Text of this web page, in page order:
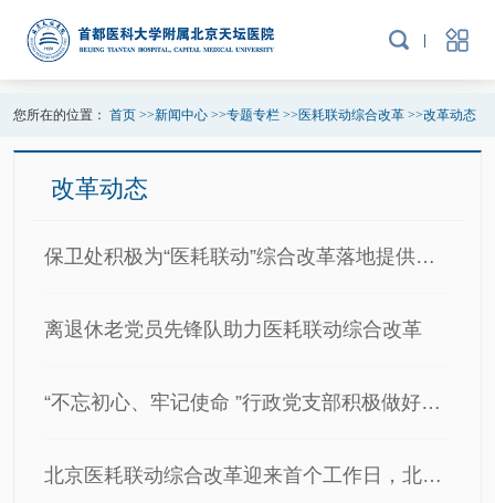
您所在的位置： 首页>>新闻中心>>专题专栏>>医耗联动综合改革>>改革动态
改革动态
保卫处积极为“医耗联动”综合改革落地提供安全保障
离退休老党员先锋队助力医耗联动综合改革
“不忘初心、牢记使命 ”行政党支部积极做好医耗联动志愿服务保障工作
北京医耗联动综合改革迎来首个工作日，北京天坛医院运行平稳